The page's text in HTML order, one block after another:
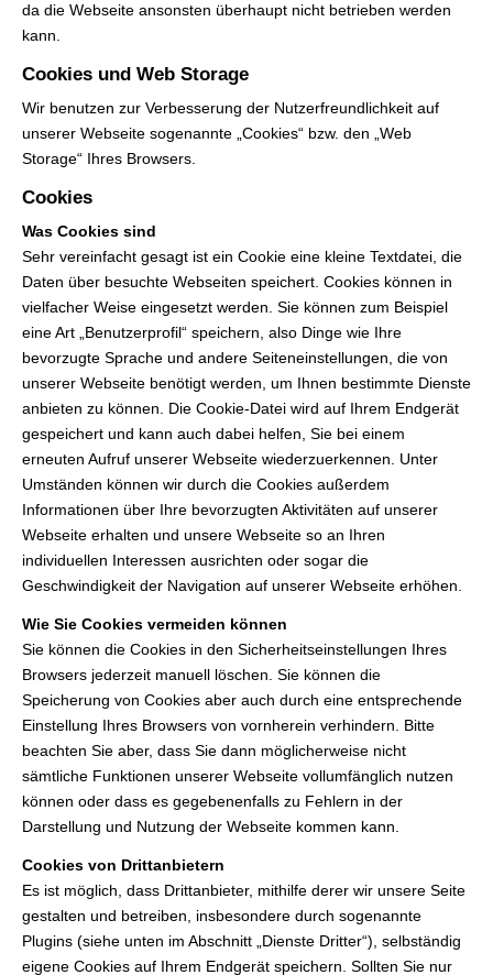
da die Webseite ansonsten überhaupt nicht betrieben werden
kann.
Cookies und Web Storage
Wir benutzen zur Verbesserung der Nutzerfreundlichkeit auf
unserer Webseite sogenannte „Cookies“ bzw. den „Web
Storage“ Ihres Browsers.
Cookies
Was Cookies sind
Sehr vereinfacht gesagt ist ein Cookie eine kleine Textdatei, die
Daten über besuchte Webseiten speichert. Cookies können in
vielfacher Weise eingesetzt werden. Sie können zum Beispiel
eine Art „Benutzerprofil“ speichern, also Dinge wie Ihre
bevorzugte Sprache und andere Seiteneinstellungen, die von
unserer Webseite benötigt werden, um Ihnen bestimmte Dienste
anbieten zu können. Die Cookie-Datei wird auf Ihrem Endgerät
gespeichert und kann auch dabei helfen, Sie bei einem
erneuten Aufruf unserer Webseite wiederzuerkennen. Unter
Umständen können wir durch die Cookies außerdem
Informationen über Ihre bevorzugten Aktivitäten auf unserer
Webseite erhalten und unsere Webseite so an Ihren
individuellen Interessen ausrichten oder sogar die
Geschwindigkeit der Navigation auf unserer Webseite erhöhen.
Wie Sie Cookies vermeiden können
Sie können die Cookies in den Sicherheitseinstellungen Ihres
Browsers jederzeit manuell löschen. Sie können die
Speicherung von Cookies aber auch durch eine entsprechende
Einstellung Ihres Browsers von vornherein verhindern. Bitte
beachten Sie aber, dass Sie dann möglicherweise nicht
sämtliche Funktionen unserer Webseite vollumfänglich nutzen
können oder dass es gegebenenfalls zu Fehlern in der
Darstellung und Nutzung der Webseite kommen kann.
Cookies von Drittanbietern
Es ist möglich, dass Drittanbieter, mithilfe derer wir unsere Seite
gestalten und betreiben, insbesondere durch sogenannte
Plugins (siehe unten im Abschnitt „Dienste Dritter“), selbständig
eigene Cookies auf Ihrem Endgerät speichern. Sollten Sie nur